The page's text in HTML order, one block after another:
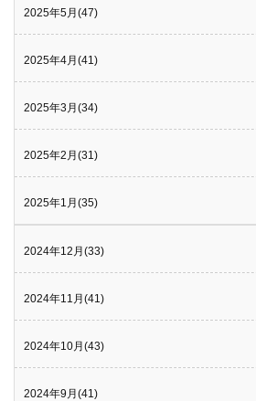
2025年5月(47)
2025年4月(41)
2025年3月(34)
2025年2月(31)
2025年1月(35)
2024年12月(33)
2024年11月(41)
2024年10月(43)
2024年9月(41)